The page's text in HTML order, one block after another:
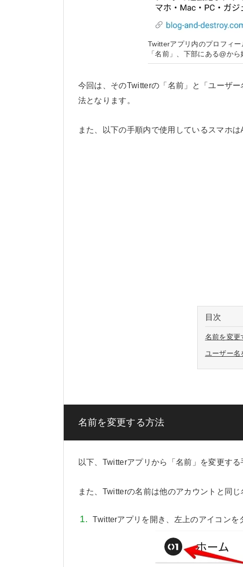
Twitterアプリ内のプロフィ
「名前」、下部にある@か
今回は、そのTwitterの「名前」と「ユーザ
法となります。
また、以下の手順内で使用しているスマホは
目次
名前を変更
ユーザー名
名前を変更する方法
以下、Twitterアプリから「名前」を変更する
また、Twitterの名前は他のアカウントと同じ
Twitterアプリを開き、左上のアイコンを